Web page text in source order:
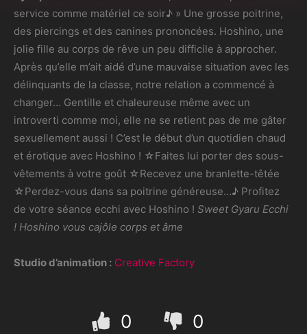
service comme matériel ce soir♪ » Une grosse poitrine,
des piercings et des canines prononcées. Hoshino, une
jolie fille au corps de rêve un peu difficile à approcher.
Après qu’elle m’ait aidé d’une mauvaise situation avec les
délinquants de la classe, notre relation a commencé à
changer… Gentille et chaleureuse même avec un
introverti comme moi, elle ne se retient pas de me gâter
sexuellement aussi ! C’est le début d’un quotidien chaud
et érotique avec Hoshino ! ☆Faites lui porter des sous-
vêtements à votre goût ☆Recevez une branlette-têtée
☆Perdez-vous dans sa poitrine généreuse…♪ Profitez
de votre séance ecchi avec Hoshino ! Sweet Gyaru Ecchi
! Hoshino vous cajôle corps et âme
Studio d’animation : Creative Factory
0 0